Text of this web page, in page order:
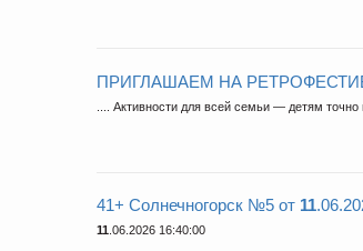
ПРИГЛАШАЕМ НА
.... Активности для всей семьи — детям
41+ Солнечногорск №5 от 11
11 .06.2026 16:40:00